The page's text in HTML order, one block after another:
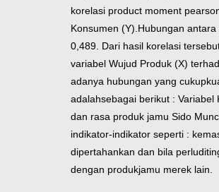
korelasi product moment
Konsumen (Y). Hubungan
0,489. Dari hasil korelasi
variabel Wujud Produk (X)
adanya hubungan yang cukup
adalahsebagai berikut : Variabel
dan rasa produk jamu Sido
indikator-indikator seperti :
dipertahankan dan bila perlu
dengan produkjamu merek lain.